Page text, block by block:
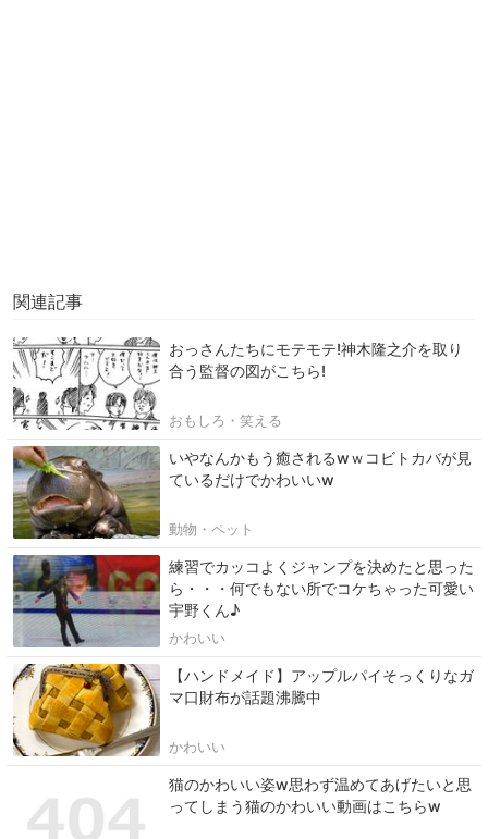
関連記事
おっさんたちにモテモテ!神木隆之介を取り
合う監督の図がこちら!
おもしろ・笑える
いやなんかもう癒されるwｗコビトカバが見
ているだけでかわいいw
動物・ペット
練習でカッコよくジャンプを決めたと思った
ら・・・何でもない所でコケちゃった可愛い
宇野くん♪
かわいい
【ハンドメイド】アップルパイそっくりなガ
マ口財布が話題沸騰中
かわいい
猫のかわいい姿w思わず温めてあげたいと思
ってしまう猫のかわいい動画はこちらw